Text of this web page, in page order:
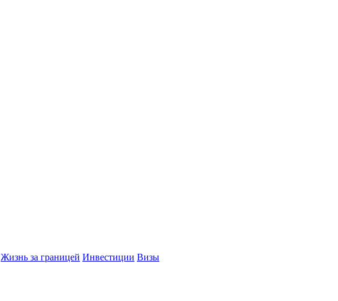
Жизнь за границей Инвестиции Визы